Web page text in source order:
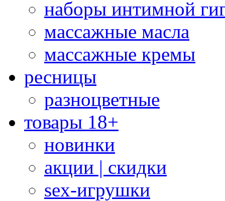
наборы интимной
массажные масла
массажные кремы
ресницы
разноцветные
товары 18+
новинки
акции | скидки
sex-игрушки